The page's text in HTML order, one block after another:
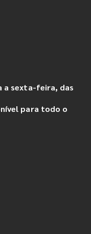
a sexta-feira, das
para todo o